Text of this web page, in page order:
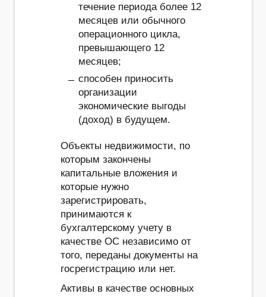
течение периода более 12
месяцев или обычного
операционного цикла,
превышающего 12
месяцев;
способен приносить
организации
экономические выгоды
(доход) в будущем.
Объекты недвижимости, по
которым закончены
капитальные вложения и
которые нужно
зарегистрировать,
принимаются к
бухгалтерскому учету в
качестве ОС независимо от
того, переданы документы на
госрегистрацию или нет.
Активы в качестве основных